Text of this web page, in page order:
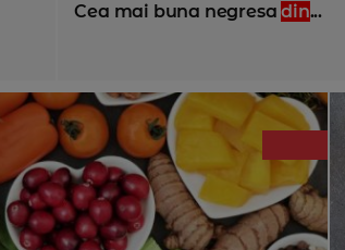
Cea mai buna negresadin...